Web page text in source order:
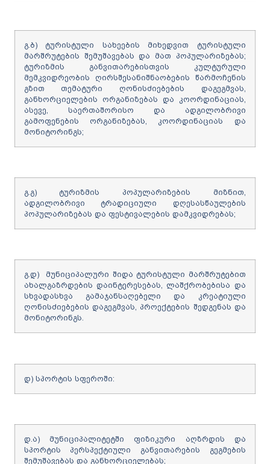
გ.ბ) ტურისტული სახეების მიხედვით ტურისტული
მარშრუტების შემუშავებას და მათ პოპულარიზებას;
ტურიზმის განვითარებისთვის კულტურული
მემკვიდრეობის ღირსშესანიშნაობების წარმოჩენის
გზით თემატური ღონისძიებების დაგეგმვას,
განხორციელების ორგანიზებას და კოორდინაციას,
ასევე, საერთაშორისო და ადგილობრივი
გამოფენების ორგანიზებას, კოორდინაციას და
მონიტორინგს;
გ.გ) ტურიზმის პოპულარიზების მიზნით,
ადგილობრივი ტრადიციული დღესასწაულების
პოპულარიზებას და ფესტივალების დამკვიდრებას;
გ.დ) მუნიციპალური შიდა ტურისტული მარშრუტებით
ახალგაზრდების დაინტერესებას, ლაშქრობებისა და
სხვადასხვა გამაჯანსაღებელი და კრეატიული
ღონისძიებების დაგეგმვას, პროექტების შედგენას და
მონიტორინგს.
დ) სპორტის სფეროში:
დ.ა) მუნიციპალიტეტში ფიზიკური აღზრდის და
სპორტის პერსპექტიული განვითარების გეგმების
შემუშავებას და განხორციელებას;